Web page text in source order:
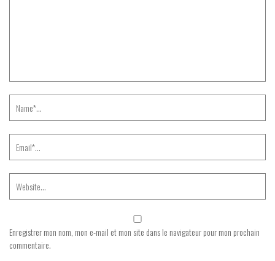
Enregistrer mon nom, mon e-mail et mon site dans le navigateur pour mon prochain
commentaire.